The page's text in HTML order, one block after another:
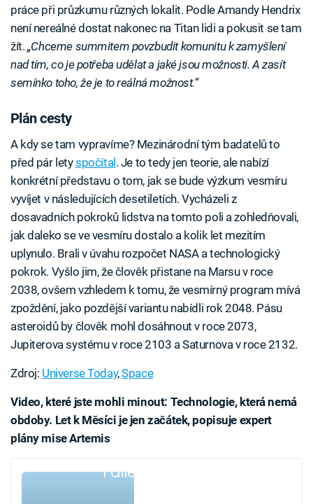
práce při průzkumu různých lokalit. Podle Amandy Hendrix
není nereálné dostat nakonec na Titan lidi a pokusit se tam
žít. „Chceme summitem povzbudit komunitu k zamyšlení
nad tím, co je potřeba udělat a jaké jsou možnosti. A zasít
semínko toho, že je to reálná možnost.“
Plán cesty
A kdy se tam vypravíme? Mezinárodní tým badatelů to
před pár letyspočítal . Je to tedy jen teorie, ale nabízí
konkrétní představu o tom, jak se bude výzkum vesmíru
vyvíjet v následujících desetiletích. Vycházeli z
dosavadních pokroků lidstva na tomto poli a zohledňovali,
jak daleko se ve vesmíru dostalo a kolik let mezitím
uplynulo. Brali v úvahu rozpočet NASA a technologický
pokrok. Vyšlo jim, že člověk přistane na Marsu v roce
2038, ovšem vzhledem k tomu, že vesmírný program mívá
zpoždění, jako pozdější variantu nabídli rok 2048. Pásu
asteroidů by člověk mohl dosáhnout v roce 2073,
Jupiterova systému v roce 2103 a Saturnova v roce 2132.
Zdroj: Universe Today,Space
Video, které jste mohli minout: Technologie, která nemá
obdoby. Let k Měsíci je jen začátek, popisuje expert
plány mise Artemis
Failed to fetch